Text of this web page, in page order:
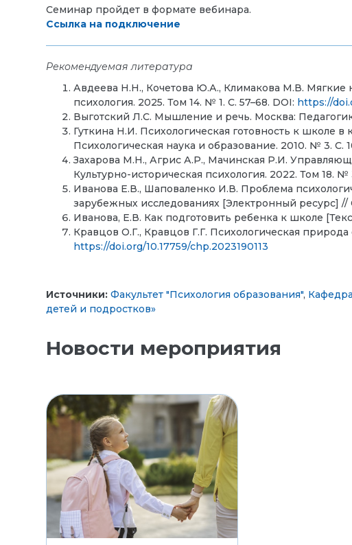
Семинар пройдет в формате вебинара.
Ссылка на подключение
Рекомендуемая литература
Авдеева Н.Н., Кочетова Ю.А., Климакова М.В.
психология. 2025. Том 14. № 1. C. 57–68. DOI: https://
Выготский Л.С. Мышление и речь. Москва:
Гуткина Н.И. Психологическая готовность к
Психологическая наука и образование. 2010. № 3. С.
Захарова М.Н., Агрис А.Р., Мачинская Р.И.
Культурно-историческая психология. 2022. Том 18. №
Иванова Е.В., Шаповаленко И.В. Проблема
зарубежных исследованиях [Электронный ресурс] //
Иванова, Е.В. Как подготовить ребенка к школе
Кравцов О.Г., Кравцов Г.Г. Психологическая
https://doi.org/10.17759/chp.2023190113
Источники: Факультет "Психология образования",
детей и подростков»
Новости мероприятия